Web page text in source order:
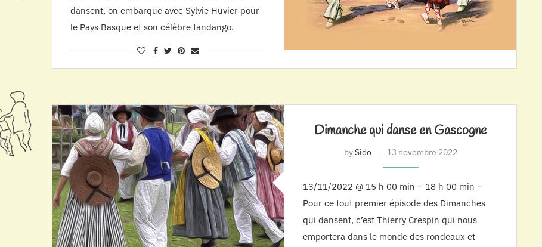
dansent, on embarque avec Sylvie Huvier pour
le Pays Basque et son célèbre fandango.
Dimanche qui danse en Gascogne
bySido 13 novembre 2022
13/11/2022 @ 15 h 00 min – 18 h 00 min –
Pour ce tout premier épisode des Dimanches
qui dansent, c’est Thierry Crespin qui nous
emportera dans le monde des rondeaux et